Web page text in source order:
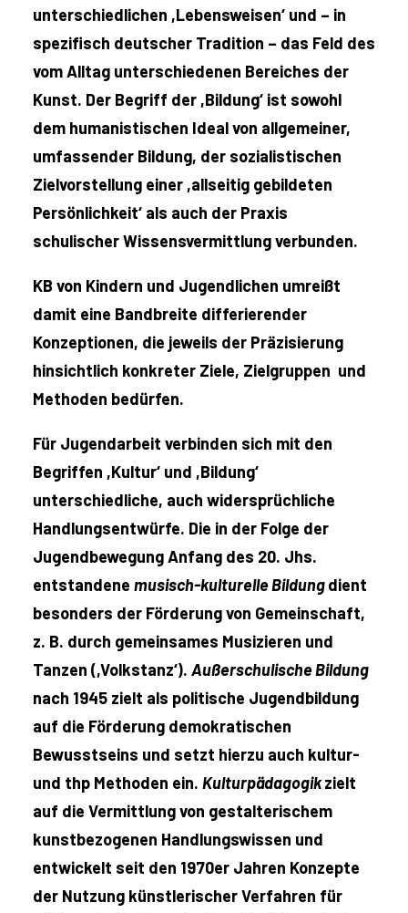
unterschiedlichen ,Lebensweisen‘ und – in
spezifisch deutscher Tradition – das Feld des
vom Alltag unterschiedenen Bereiches der
Kunst. Der Begriff der ,Bildung‘ ist sowohl
dem humanistischen Ideal von allgemeiner,
umfassender Bildung, der sozialistischen
Zielvorstellung einer ,allseitig gebildeten
Persönlichkeit‘ als auch der Praxis
schulischer Wissensvermittlung verbunden.
KB von Kindern und Jugendlichen umreißt
damit eine Bandbreite differierender
Konzeptionen, die jeweils der Präzisierung
hinsichtlich konkreter Ziele, Zielgruppen und
Methoden bedürfen.
Für Jugendarbeit verbinden sich mit den
Begriffen ,Kultur‘ und ,Bildung‘
unterschiedliche, auch widersprüchliche
Handlungsentwürfe. Die in der Folge der
Jugendbewegung Anfang des 20. Jhs.
entstandene musisch-kulturelle Bildungdient
besonders der Förderung von Gemeinschaft,
z. B. durch gemeinsames Musizieren und
Tanzen (,Volkstanz‘). AußerschulischeBildung
nach 1945 zielt als politische Jugendbildung
auf die Förderung demokratischen
Bewusstseins und setzt hierzu auch kultur-
und thp Methoden ein. Kulturpädagogikzielt
auf die Vermittlung von gestalterischem
kunstbezogenen Handlungswissen und
entwickelt seit den 1970er Jahren Konzepte
der Nutzung künstlerischer Verfahren für